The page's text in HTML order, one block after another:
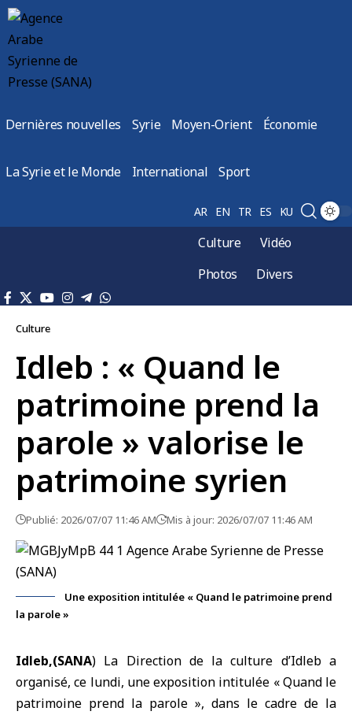
Dernières nouvelles Syrie Moyen-Orient Économie
La Syrie et le Monde International Sport
AR EN TR ES KU
Culture
Vidéo
Photos
Divers
Culture
Idleb : « Quand le
patrimoine prend la
parole » valorise le
patrimoine syrien
Publié: 2026/07/07 11:46 AM Mis à jour: 2026/07/07 11:46 AM
Une exposition intitulée « Quand le patrimoine prend
la parole »
Idleb,(SANA) La Direction de la culture d’Idleba
organisé, ce lundi, uneexposition intitulée « Quand le
patrimoine prend la parole », dans le cadre de la